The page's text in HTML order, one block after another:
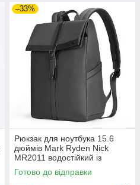
–33%
Рюкзак для ноутбука 15.6
дюймів Mark Ryden Nick
MR2011 водостійкий із
зовнішніми кишенями
(Чорний)
Готово до відправки